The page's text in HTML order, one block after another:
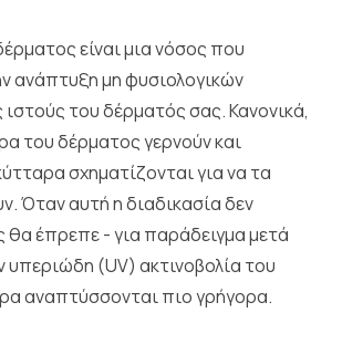
είναι μια νόσος που
ανάπτυξη μη φυσιολογικών
του δέρματός σας. Κανονικά,
του δέρματος γερνούν και
σχηματίζονται για να τα
Όταν αυτή η διαδικασία δεν
θα έπρεπε - για παράδειγμα μετά
(UV) ακτινοβολία του
αναπτύσσονται πιο γρήγορα.